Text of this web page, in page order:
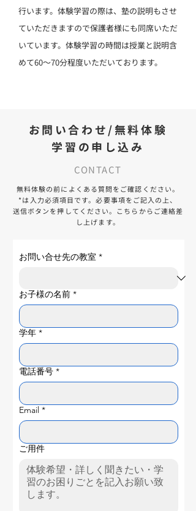
行います。体験学習の際は、塾の説明もさせ
ていただきますので保護者様にも同席いただ
いています。体験学習の時間は授業と説明含
めて60〜70分程度いただいております。
​お問い合わせ/無料体験
学習の申し込み
CONTACT
無料体験の前によくある質問をご確認ください。
*は入力必須項目です。必要事項をご記入の上、
送信ボタンを押してください。こちらからご連絡差
し上げます。
お問い合せ先の教室 *
お子様の名前 *
学年 *
電話番号 *
Email *
ご用件